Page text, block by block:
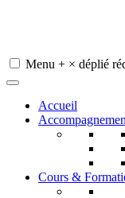
Menu + × déplié
Accueil
Cours &